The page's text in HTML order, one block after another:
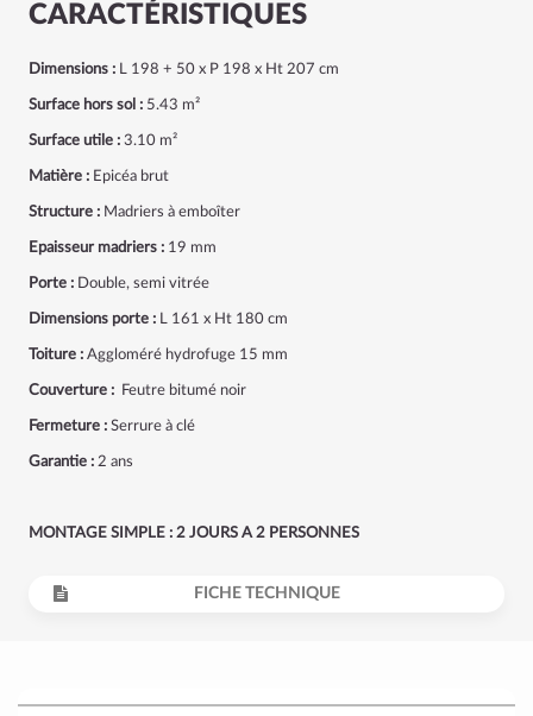
CARACTÉRISTIQUES
Dimensions : L 198 + 50 x P 198 x Ht 207 cm
Surface hors sol : 5.43 m²
Surface utile : 3.10 m²
Matière : Epicéa brut
Structure : Madriers à emboîter
Epaisseur madriers : 19 mm
Porte : Double, semi vitrée
Dimensions porte : L 161 x Ht 180 cm
Toiture : Aggloméré hydrofuge 15 mm
Couverture : Feutre bitumé noir
Fermeture : Serrure à clé
Garantie : 2 ans
MONTAGE SIMPLE : 2 JOURS A 2 PERSONNES
FICHE TECHNIQUE